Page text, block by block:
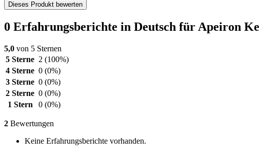
Dieses Produkt bewerten
0 Erfahrungsberichte in Deutsch für Apeiron
5,0 von 5 Sternen
5 Sterne 2 (100%)
4 Sterne 0 (0%)
3 Sterne 0 (0%)
2 Sterne 0 (0%)
1 Stern
0 (0%)
2 Bewertungen
Keine Erfahrungsberichte vorhanden.